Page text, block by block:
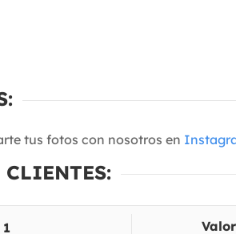
tus fotos con nosotros en